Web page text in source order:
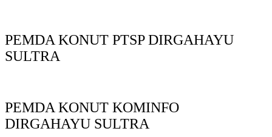
PEMDA KONUT PTSP DIRGAHAYU
SULTRA
PEMDA KONUT KOMINFO
DIRGAHAYU SULTRA